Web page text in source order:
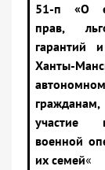
51-п «О
прав,
гарантий
Ханты-
участие
военной
их семей«